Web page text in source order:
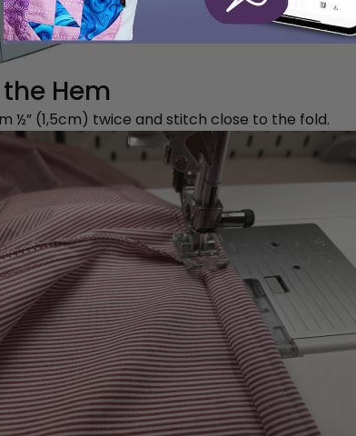
Hem
½” (1,5cm) twice and stitch close to the fold.